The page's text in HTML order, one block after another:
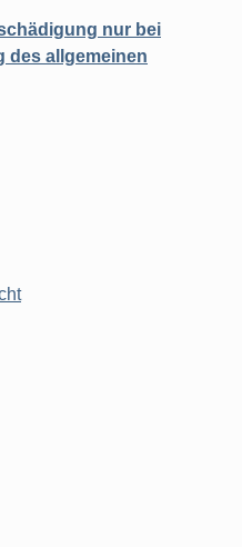
nur bei
des allgemeinen